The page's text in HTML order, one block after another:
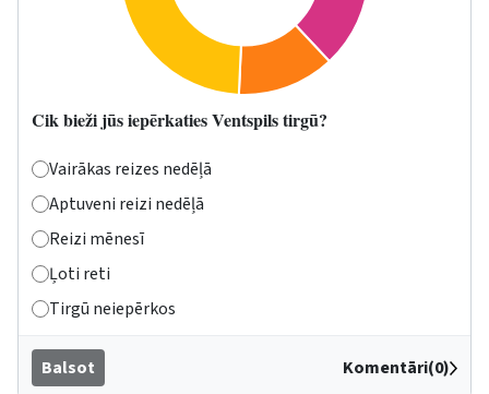
Cik bieži jūs iepērkaties Ventspils tirgū?
Vairākas reizes nedēļā
Aptuveni reizi nedēļā
Reizi mēnesī
Ļoti reti
Tirgū neiepērkos
Balsot Komentāri(0)